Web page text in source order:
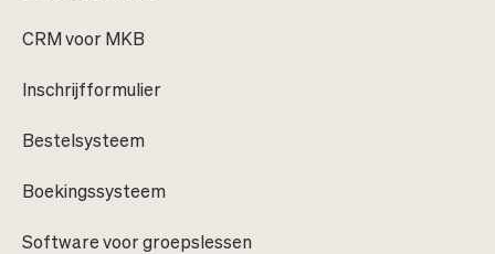
CRM voor MKB
Inschrijfformulier
Bestelsysteem
Boekingssysteem
Software voor groepslessen